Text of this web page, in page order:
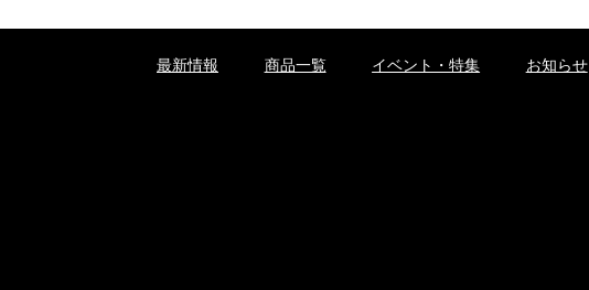
最新情報 商品一覧 イベント・特集 お知らせ